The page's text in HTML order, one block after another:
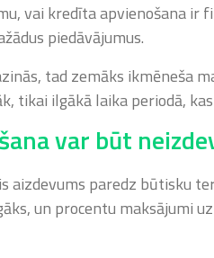
vai kredīta apvienošana ir
piedāvājumus.
tad zemāks ikmēneša
tikai ilgākā laika periodā,
var būt
aizdevums paredz būtisku
un procentu maksājumi